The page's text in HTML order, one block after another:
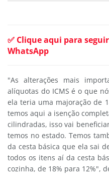
✅ Clique aqui para
WhatsApp
"As alterações mais
alíquotas do ICMS é o que
ela teria uma majoração de
temos aqui a isenção
cilindradas, isso vai
temos no estado. Temos
da cesta básica que ela sai
todos os itens aí da cesta
cozinha, de 18% para 12%",